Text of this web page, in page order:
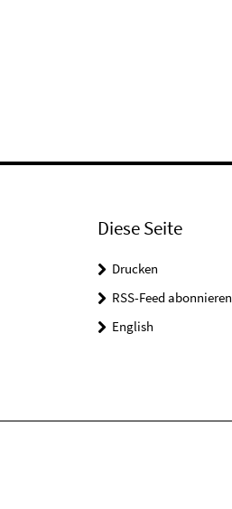
Diese Seite
Drucken
RSS-Feed abonnieren
English